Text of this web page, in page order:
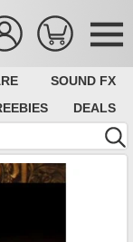
SOUND FX
DEALS